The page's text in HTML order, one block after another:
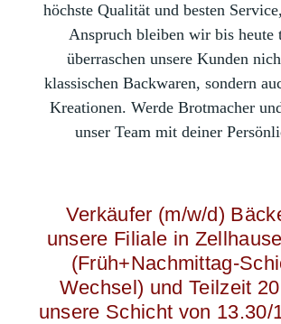
höchste Qualität und besten
Anspruch bleiben wir bis heute
überraschen unsere Kunden
klassischen Backwaren, sondern
Kreationen. Werde Brotmacher
unser Team mit deiner
Verkäufer (m/w/d)
unsere Filiale in
(Früh+Nachmittag-
Wechsel) und Teilzeit
unsere Schicht von 13.30/